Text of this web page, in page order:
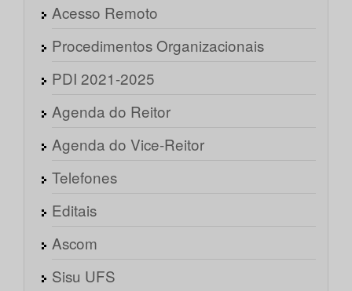
Acesso Remoto
Procedimentos Organizacionais
PDI 2021-2025
Agenda do Reitor
Agenda do Vice-Reitor
Telefones
Editais
Ascom
Sisu UFS